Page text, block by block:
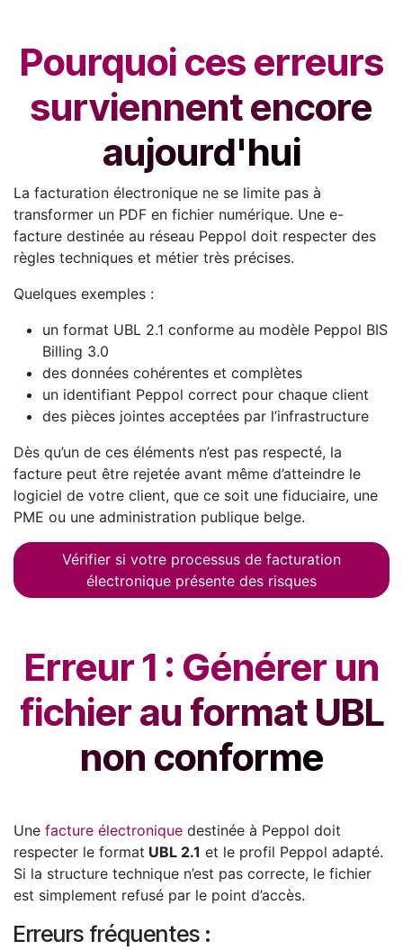
Pourquoi ces erreurs
surviennent encore
aujourd'hui
La facturation électronique ne se limite pas à
transformer un PDF en fichier numérique. Une e-
facture destinée au réseau Peppol doit respecter des
règles techniques et métier très précises.
Quelques exemples :
un format UBL 2.1 conforme au modèle Peppol BIS
Billing 3.0
des données cohérentes et complètes
un identifiant Peppol correct pour chaque client
des pièces jointes acceptées par l’infrastructure
Dès qu’un de ces éléments n’est pas respecté, la
facture peut être rejetée avant même d’atteindre le
logiciel de votre client, que ce soit une fiduciaire, une
PME ou une administration publique belge.
Vérifier si votre processus de facturation
électronique présente des risques
Erreur 1 : Générer un
fichier au format UBL
non conforme
Une facture électronique destinée à Peppol doit
respecter le format UBL 2.1 et le profil Peppol adapté.
Si la structure technique n’est pas correcte, le fichier
est simplement refusé par le point d’accès.
Erreurs fréquentes :